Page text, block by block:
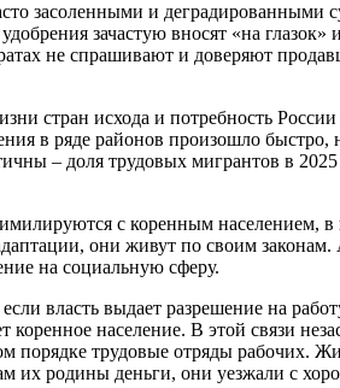
засоленными и деградированными
зачастую вносят «на глазок»
не спрашивают и доверяют
стран исхода и потребность России
в ряде районов произошло быстро,
– доля трудовых мигрантов в
с коренным населением,
они живут по своим
на социальную сферу.
власть выдает разрешение на
население. В этой связи
порядке трудовые отряды рабочих.
их родины деньги, они уезжали с